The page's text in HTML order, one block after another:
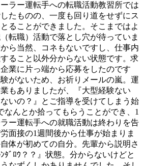
ラー運転手への転職活動教習所では
たものの、一度も回り道をせずにス
ることができました。そこまではよ
転職）活動で落とし穴が待っていま
ら当然、コネもないですし、仕事内
ること以外分からない状態です。求
業に片っ端から応募をしたのです
がないため、お祈りメールの嵐。運
もありましたが、『大型経験ない
いの？』とご指導を受けてしまう始
なんとか拾ってもらうことができ、1
ー運転手への就職活動は終わりを告
面接の1週間後から仕事が始まりま
体が初めての自分。先輩から説明さ
ﾀﾞﾛｳ？？』状態。分からないけどと